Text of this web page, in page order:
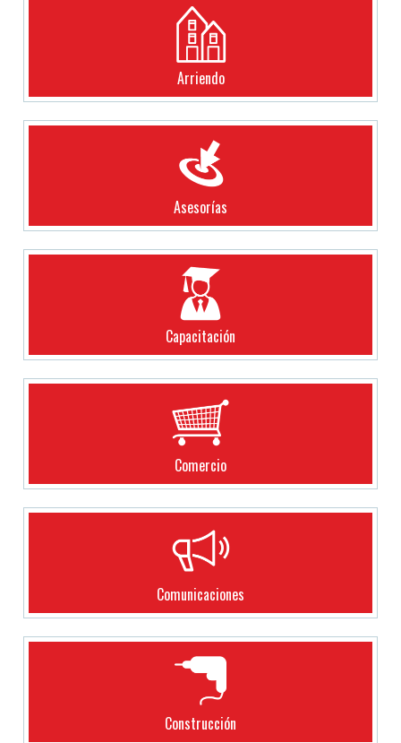
Arriendo
Asesorías
Capacitación
Comercio
Comunicaciones
Construcción